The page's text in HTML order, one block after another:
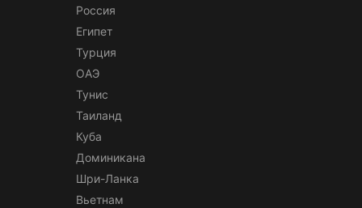
Россия
Египет
Турция
ОАЭ
Тунис
Таиланд
Куба
Доминикана
Шри-Ланка
Вьетнам